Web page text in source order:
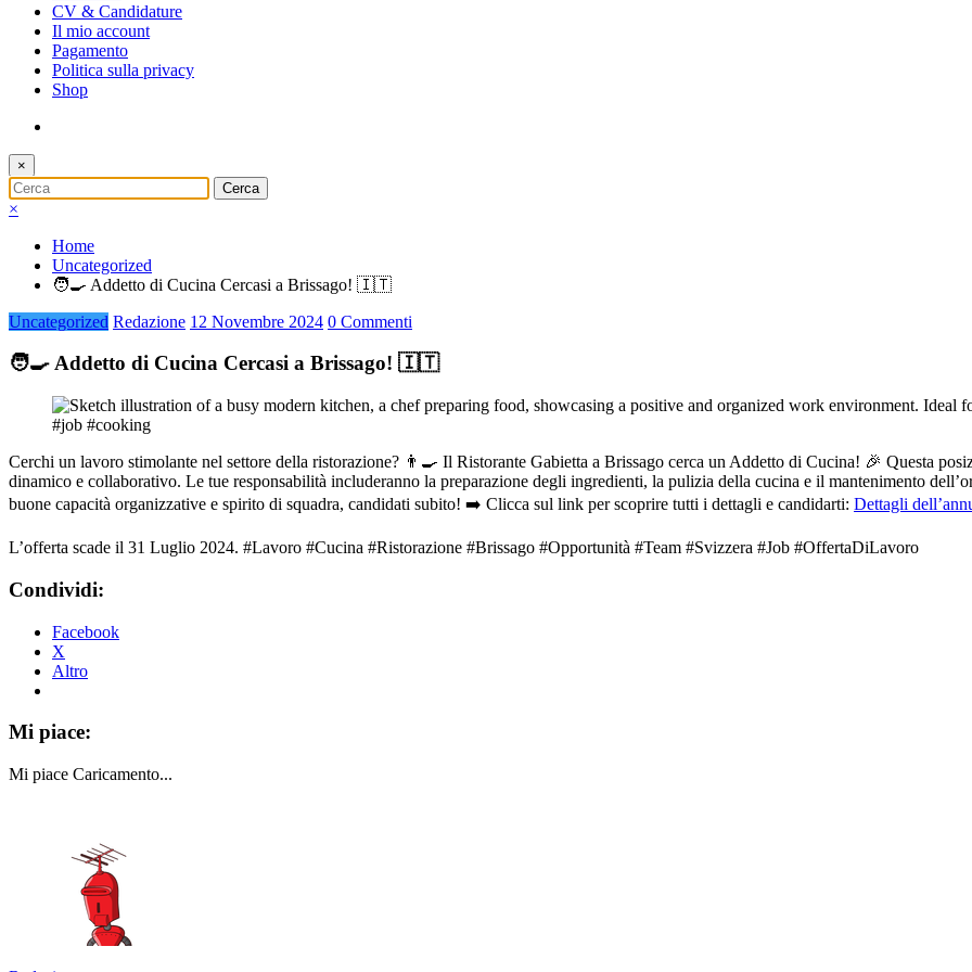
CV & Candidature
Il mio account
Pagamento
Politica sulla privacy
Shop
×
×
Home
Uncategorized
🧑‍🍳 Addetto di Cucina Cercasi a Brissago! 🇮🇹
Uncategorized Redazione 12 Novembre 2024 0 Commenti
🧑‍🍳 Addetto di Cucina Cercasi a Brissago! 🇮🇹
Cerchi un lavoro stimolante nel settore della ristorazione? 👨‍🍳 Il Ristorante Gabietta a Brissago cerca un Addetto di Cucina! 🎉 Questa
dinamico e collaborativo. Le tue responsabilità includeranno la preparazione degli ingredienti, la pulizia della cucina e il mantenimento
buone capacità organizzative e spirito di squadra, candidati subito! ➡️ Clicca sul link per scoprire tutti i dettagli e candidarti: Dettagli
L’offerta scade il 31 Luglio 2024. #Lavoro #Cucina #Ristorazione #Brissago #Opportunità #Team #Svizzera #Job #OffertaDiLavoro
Condividi:
Facebook
X
Altro
Mi piace:
Mi piace Caricamento...